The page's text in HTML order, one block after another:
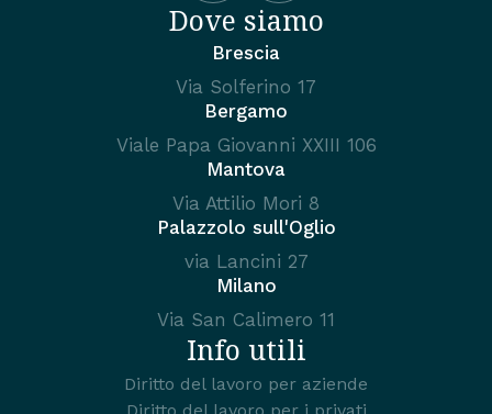
Dove siamo
Brescia
Via Solferino 17
Bergamo
Viale Papa Giovanni XXIII 106
Mantova
Via Attilio Mori 8
Palazzolo sull'Oglio
via Lancini 27
Milano
Via San Calimero 11
Info utili
Diritto del lavoro per aziende